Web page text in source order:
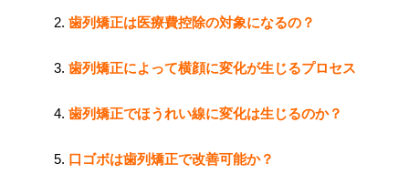
歯列矯正は医療費控除の対象になるの？
歯列矯正によって横顔に変化が生じるプロセス
歯列矯正でほうれい線に変化は生じるのか？
口ゴボは歯列矯正で改善可能か？